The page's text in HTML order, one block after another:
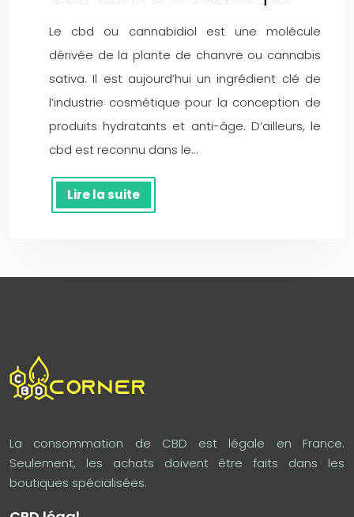
Le cbd ou cannabidiol est une molécule
dérivée de la plante de chanvre ou cannabis
sativa. Il est aujourd’hui un ingrédient clé de
l’industrie cosmétique pour la conception de
produits hydratants et anti-âge. D’ailleurs, le
cbd est reconnu dans le…
Lire la suite
La consommation de CBD est légale en France.
Seulement, les achats doivent être faits dans les
boutiques spécialisées.